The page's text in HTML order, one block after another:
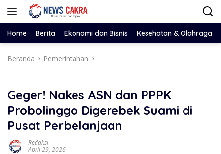
Langsung
Home Berita Ekonomi dan Bisnis Kesehatan & Olahraga
Beranda Pemerintahan
Geger! Nakes ASN dan PPPK
Probolinggo Digerebek Suami di
Pusat Perbelanjaan
Redaksi
April 29, 2026